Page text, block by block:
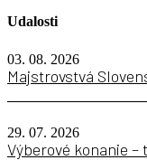
Udalosti
03. 08. 2026
Majstrovstvá
29. 07. 2026
Výberové konanie